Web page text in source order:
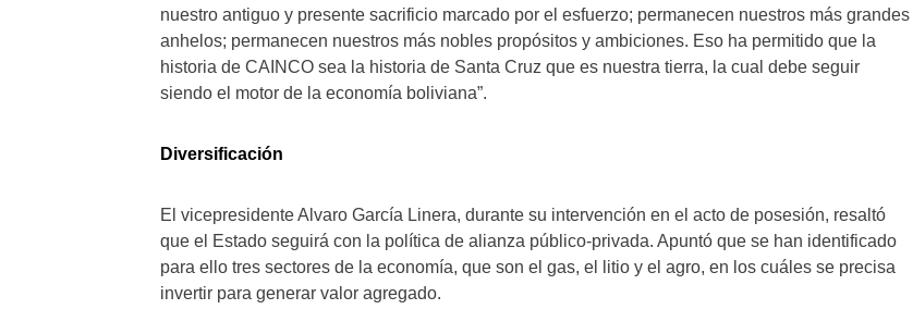
nuestro antiguo y presente sacrificio marcado por el esfuerzo; permanecen nuestros más grandes
anhelos; permanecen nuestros más nobles propósitos y ambiciones. Eso ha permitido que la
historia de CAINCO sea la historia de Santa Cruz que es nuestra tierra, la cual debe seguir
siendo el motor de la economía boliviana”.
Diversificación
El vicepresidente Alvaro García Linera, durante su intervención en el acto de posesión, resaltó
que el Estado seguirá con la política de alianza público-privada. Apuntó que se han identificado
para ello tres sectores de la economía, que son el gas, el litio y el agro, en los cuáles se precisa
invertir para generar valor agregado.